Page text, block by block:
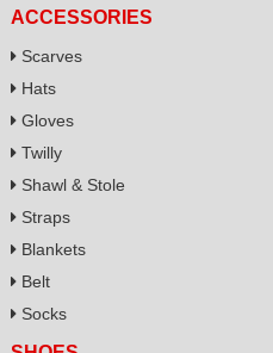
ACCESSORIES
Scarves
Hats
Gloves
Twilly
Shawl & Stole
Straps
Blankets
Belt
Socks